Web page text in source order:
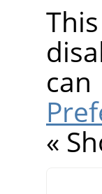
«